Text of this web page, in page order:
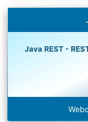
Java REST -